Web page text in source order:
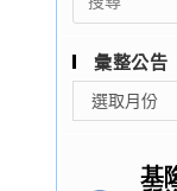
for:
彙整公告
整
選取月份